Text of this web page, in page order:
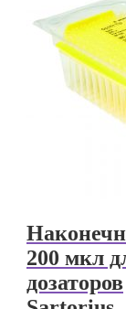
200 мкл
дозаторов